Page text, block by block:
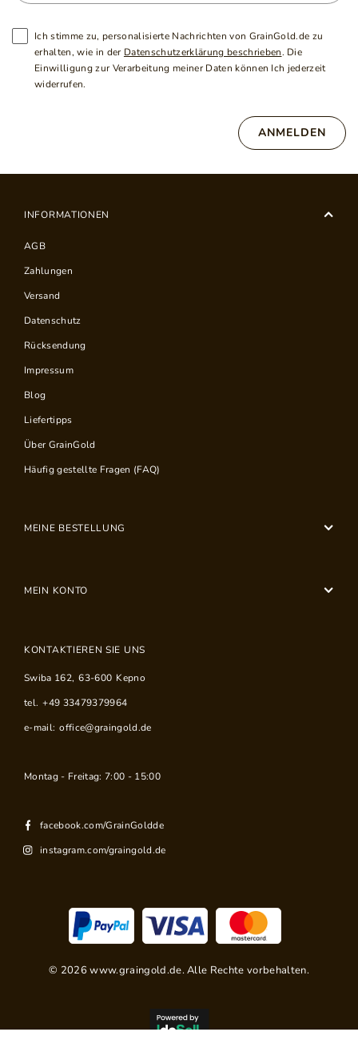
Ich stimme zu, personalisierte Nachrichten von GrainGold.de zu
erhalten, wie in der Datenschutzerklärung beschrieben. Die
Einwilligung zur Verarbeitung meiner Daten können Ich jederzeit
widerrufen.
ANMELDEN
INFORMATIONEN
AGB
Zahlungen
Versand
Datenschutz
Rücksendung
Impressum
Blog
Liefertipps
Über GrainGold
Häufig gestellte Fragen (FAQ)
MEINE BESTELLUNG
MEIN KONTO
KONTAKTIEREN SIE UNS
Swiba 162, 63-600 Kepno
tel. +49 33479379964
e-mail: office@graingold.de
Montag - Freitag: 7:00 - 15:00
facebook.com/GrainGoldde
instagram.com/graingold.de
© 2026 www.graingold.de. Alle Rechte vorbehalten.